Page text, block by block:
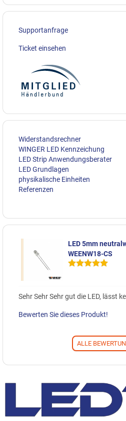
Supportanfrage
Ticket einsehen
Widerstandsrechner
WINGER LED Kennzeichung
LED Strip Anwendungsberater
LED Grundlagen
physikalische Einheiten
Referenzen
LED 5mm
WEENW18-CS
Sehr Sehr Sehr gut die LED, lässt
Bewerten Sie dieses Produkt!
ALLE